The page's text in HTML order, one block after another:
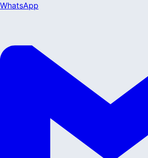
WhatsApp